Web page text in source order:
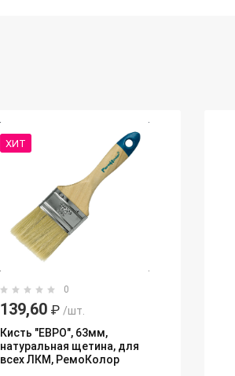
ХИТ
0
139,60 ₽ /шт.
Кисть "ЕВРО", 63мм,
натуральная щетина, для
всех ЛКМ, РемоКолор